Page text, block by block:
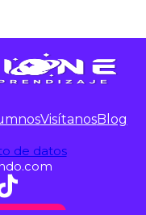
VisítanosBlog
de datos